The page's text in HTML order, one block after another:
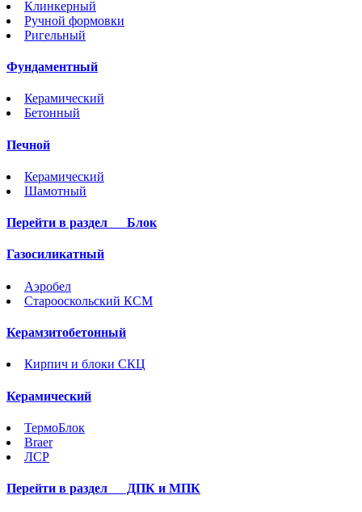
Клинкерный
Ручной формовки
Ригельный
Фундаментный
Керамический
Бетонный
Печной
Керамический
Шамотный
Перейти в раздел Блок
Газосиликатный
Аэробел
Старооскольский КСМ
Керамзитобетонный
Кирпич и блоки СКЦ
Керамический
ТермоБлок
Braer
ЛСР
Перейти в раздел ДПК и МПК